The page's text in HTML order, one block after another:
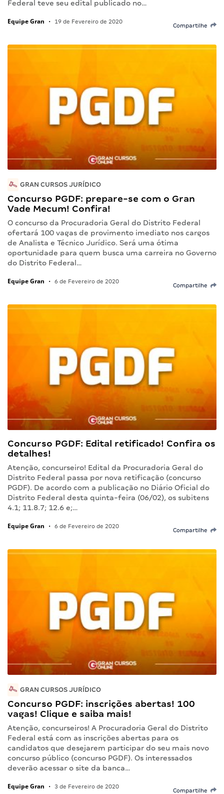
Federal teve seu edital publicado no…
Equipe Gran • 19 de Fevereiro de 2020
Compartilhe
GRAN CURSOS JURÍDICO
Concurso PGDF: prepare-se com o Gran
Vade Mecum! Confira!
O concurso da Procuradoria Geral do Distrito Federal
ofertará 100 vagas de provimento imediato nos cargos
de Analista e Técnico Jurídico. Será uma ótima
oportunidade para quem busca uma carreira no Governo
do Distrito Federal…
Equipe Gran • 6 de Fevereiro de 2020
Compartilhe
Concurso PGDF: Edital retificado! Confira os
detalhes!
Atenção, concurseiro! Edital da Procuradoria Geral do
Distrito Federal passa por nova retificação (concurso
PGDF). De acordo com a publicação no Diário Oficial do
Distrito Federal desta quinta-feira (06/02), os subitens
4.1; 11.8.7; 12.6 e;…
Equipe Gran • 6 de Fevereiro de 2020
Compartilhe
GRAN CURSOS JURÍDICO
Concurso PGDF: inscrições abertas! 100
vagas! Clique e saiba mais!
Atenção, concurseiros! A Procuradoria Geral do Distrito
Federal está com as inscrições abertas para os
candidatos que desejarem participar do seu mais novo
concurso público (concurso PGDF). Os interessados
deverão acessar o site da banca…
Equipe Gran • 3 de Fevereiro de 2020
Compartilhe